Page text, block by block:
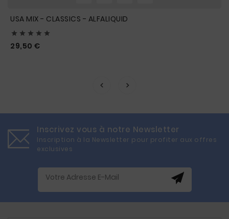
USA MIX - CLASSICS - ALFALIQUID
    
29,50 €
Inscrivez vous à notre Newsletter
Inscription à la Newsletter pour profiter aux offres
exclusives